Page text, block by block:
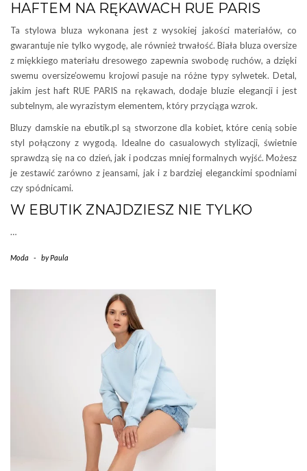
HAFTEM NA RĘKAWACH RUE PARIS
Ta stylowa bluza wykonana jest z wysokiej jakości materiałów, co
gwarantuje nie tylko wygodę, ale również trwałość. Biała bluza oversize
z miękkiego materiału dresowego zapewnia swobodę ruchów, a dzięki
swemu oversize’owemu krojowi pasuje na różne typy sylwetek. Detal,
jakim jest haft RUE PARIS na rękawach, dodaje bluzie elegancji i jest
subtelnym, ale wyrazistym elementem, który przyciąga wzrok.
Bluzy damskie na ebutik.pl są stworzone dla kobiet, które cenią sobie
styl połączony z wygodą. Idealne do casualowych stylizacji, świetnie
sprawdzą się na co dzień, jak i podczas mniej formalnych wyjść. Możesz
je zestawić zarówno z jeansami, jak i z bardziej eleganckimi spodniami
czy spódnicami.
W EBUTIK ZNAJDZIESZ NIE TYLKO
…
Moda - byPaula